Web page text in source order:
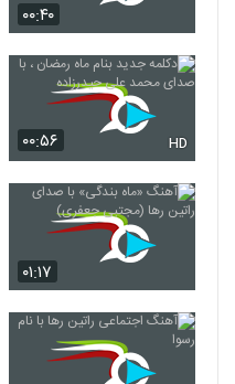
۰۰:۴۰
۰۰:۵۶ HD
۰۱:۱۷